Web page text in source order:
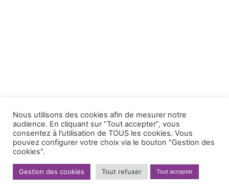
Nous utilisons des cookies afin de mesurer notre
audience. En cliquant sur “Tout accepter”, vous
consentez à l'utilisation de TOUS les cookies. Vous
pouvez configurer votre choix via le bouton "Gestion des
cookies".
Gestion des cookies Tout refuser Tout accepter